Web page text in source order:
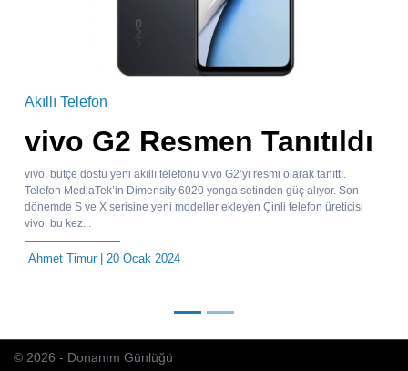
Akıllı Telefon
vivo G2 Resmen Tanıtıldı
vivo, bütçe dostu yeni akıllı telefonu vivo G2’yi resmi olarak tanıttı.
Telefon MediaTek’in Dimensity 6020 yonga setinden güç alıyor. Son
dönemde S ve X serisine yeni modeller ekleyen Çinli telefon üreticisi
vivo, bu kez...
Ahmet Timur| 20 Ocak 2024
© 2026 - Donanım Günlüğü